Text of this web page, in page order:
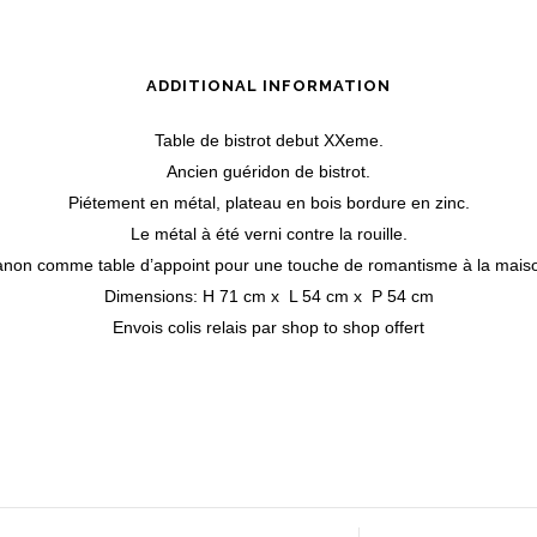
ADDITIONAL INFORMATION
Table de bistrot debut XXeme.
Ancien guéridon de bistrot.
Piétement en métal, plateau en bois bordure en zinc.
Le métal à été verni contre la rouille.
comme table d’appoint pour une touche de romantisme à la
Dimensions: H 71 cm x L 54 cm x P 54 cm
Envois colis relais par shop to shop offert